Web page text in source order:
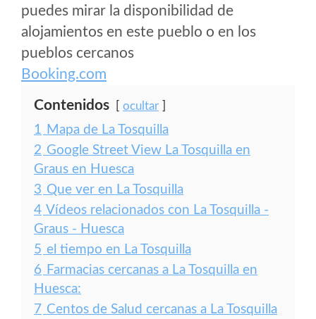
puedes mirar la disponibilidad de
alojamientos en este pueblo o en los
pueblos cercanos
Booking.com
Contenidos ocultar
1 Mapa de La Tosquilla
2 Google Street View La Tosquilla en
Graus en Huesca
3 Que ver en La Tosquilla
4 Vídeos relacionados con La Tosquilla -
Graus - Huesca
5 el tiempo en La Tosquilla
6 Farmacias cercanas a La Tosquilla en
Huesca:
7 Centos de Salud cercanas a La Tosquilla